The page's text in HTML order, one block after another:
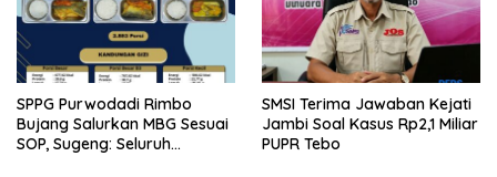
SPPG Purwodadi Rimbo
Bujang Salurkan MBG Sesuai
SOP, Sugeng: Seluruh
SMSI Terima Jawaban Kejati
Jambi Soal Kasus Rp2,1 Miliar
PUPR Tebo